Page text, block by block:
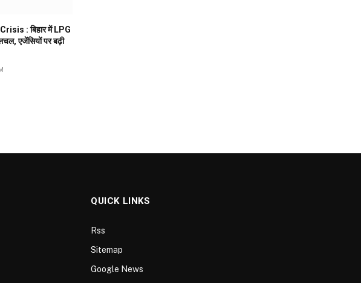
: बिहार में LPG
एजेंसियों पर बढ़ी
QUICK LINKS
Rss
Sitemap
Google News